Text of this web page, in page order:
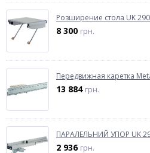
Розширение стола UK
8 300 грн.
Передвижная каретка
13 884 грн.
ПАРАЛЕЛЬНИЙ УПОР UK
2 936 грн.